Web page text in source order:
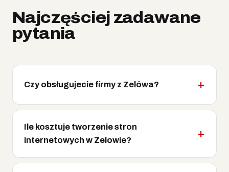
Najczęściej zadawane
pytania
Czy obsługujecie firmy z Zelówa?
Ile kosztuje tworzenie stron
internetowych w Zelowie?